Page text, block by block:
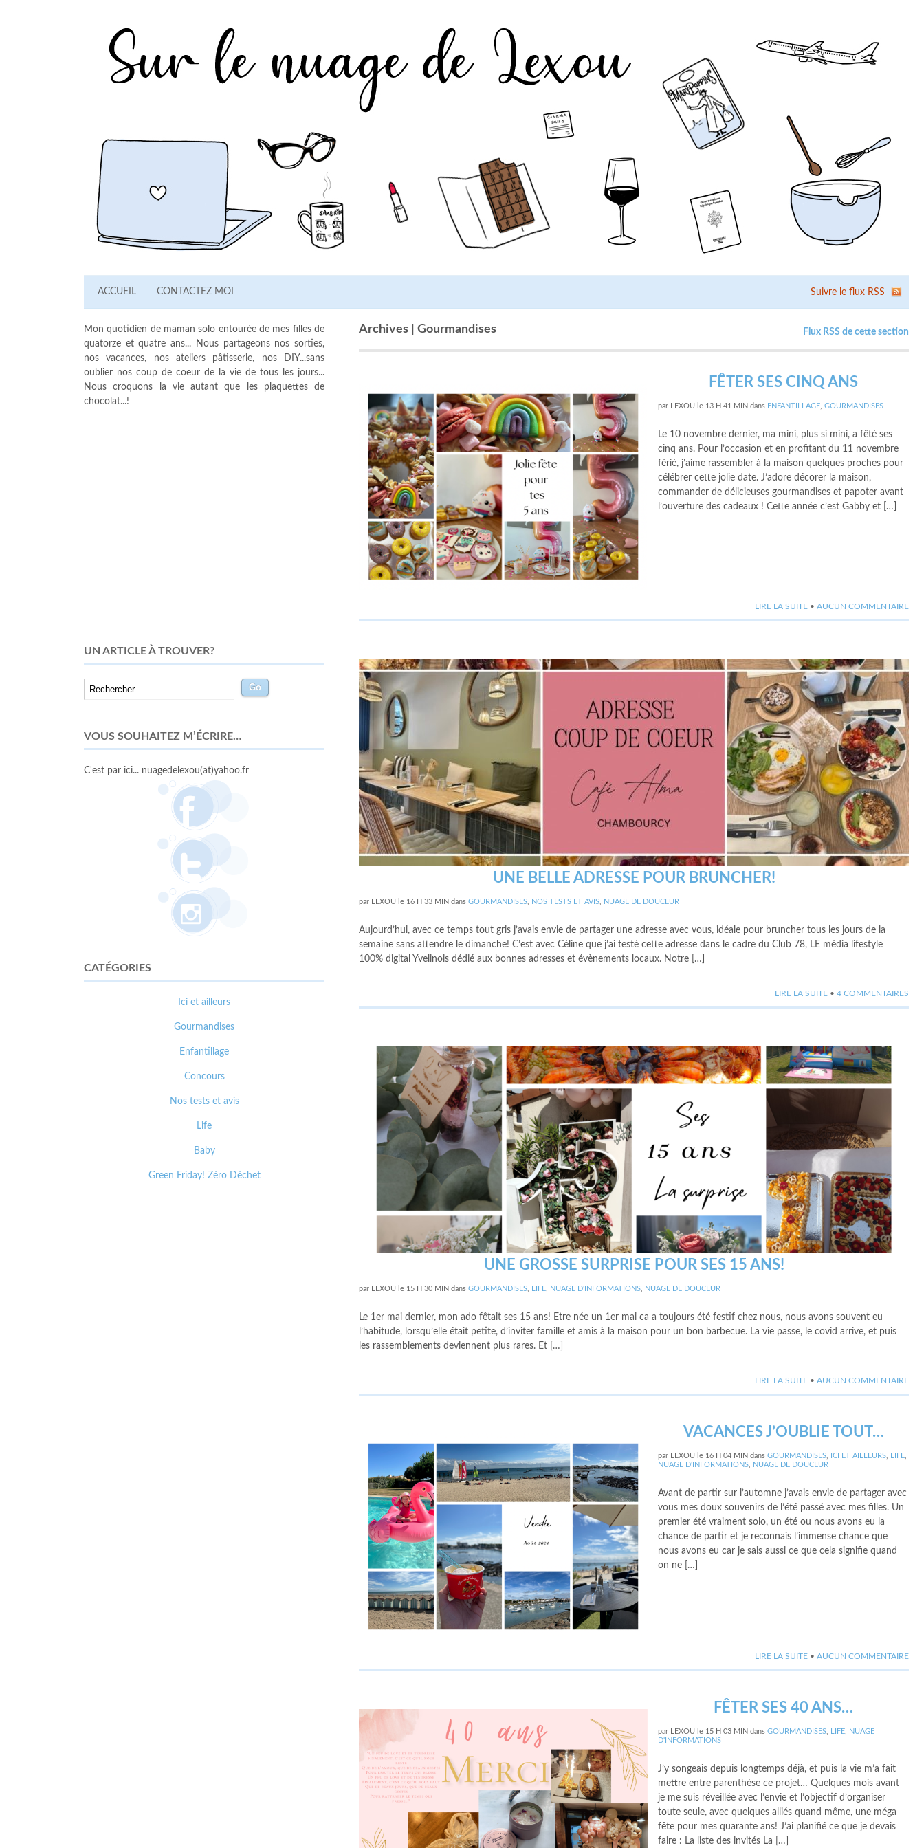
ACCUEIL CONTACTEZ MOI Suivre le flux RSS
Archives | Gourmandises Flux RSS de cette section
FÊTER SES CINQ ANS
par LEXOU le 13 H 41 MIN dans ENFANTILLAGE ,GOURMANDISES
Le 10 novembre dernier, ma mini, plus si mini, a fêté ses
cinq ans. Pour l’occasion et en profitant du 11 novembre
férié, j’aime rassembler à la maison quelques proches pour
célébrer cette jolie date. J’adore décorer la maison,
commander de délicieuses gourmandises et papoter avant
l’ouverture des cadeaux ! Cette année c’est Gabby et […]
LIRE LA SUITE • AUCUN COMMENTAIRE
UNE BELLE ADRESSE POUR BRUNCHER!
par LEXOU le 16 H 33 MIN dans GOURMANDISES NOS TESTS ET AVIS NUAGE DE DOUCEUR
Aujourd’hui, avec ce temps tout gris j’avais envie de partager une adresse avec vous, idéale pour bruncher tous les jours de la
semaine sans attendre le dimanche! C’est avec Céline que j’ai testé cette adresse dans le cadre du Club 78, LE média lifestyle
100% digital Yvelinois dédié aux bonnes adresses et évènements locaux. Notre […]
LIRE LA SUITE • 4 COMMENTAIRES
UNE GROSSE SURPRISE POUR SES 15 ANS!
par LEXOU le 15 H 30 MIN dans GOURMANDISES LIFE NUAGE D'INFORMATIONS NUAGE DE DOUCEUR
Le 1er mai dernier, mon ado fêtait ses 15 ans! Etre née un 1er mai ca a toujours été festif chez nous, nous avons souvent eu
l’habitude, lorsqu’elle était petite, d’inviter famille et amis à la maison pour un bon barbecue. La vie passe, le covid arrive, et puis
les rassemblements deviennent plus rares. Et […]
LIRE LA SUITE • AUCUN COMMENTAIRE
VACANCES J’OUBLIE TOUT…
par LEXOU le 16 H 04 MIN dans GOURMANDISES ICI ET AILLEURS LIFE
NUAGE D'INFORMATIONS
NUAGE DE DOUCEUR
Avant de partir sur l’automne j’avais envie de partager avec
vous mes doux souvenirs de l’été passé avec mes filles. Un
premier été vraiment solo, un été ou nous avons eu la
chance de partir et je reconnais l’immense chance que
nous avons eu car je sais aussi ce que cela signifie quand
on ne […]
LIRE LA SUITE • AUCUN COMMENTAIRE
FÊTER SES 40 ANS…
par LEXOU le 15 H 03 MIN dans GOURMANDISES LIFE
NUAGE
D'INFORMATIONS
J’y songeais depuis longtemps déjà, et puis la vie m’a fait
mettre entre parenthèse ce projet… Quelques mois avant
je me suis réveillée avec l’envie et l’objectif d’organiser
toute seule, avec quelques alliés quand même, une méga
fête pour mes quarante ans! J’ai planifié ce que je devais
faire : La liste des invités La […]
Mon quotidien de maman solo entourée de mes filles de
quatorze et quatre ans... Nous partageons nos sorties,
nos vacances, nos ateliers pâtisserie, nos DIY...sans
oublier nos coup de coeur de la vie de tous les jours...
Nous croquons la vie autant que les plaquettes de
chocolat...!
UN ARTICLE À TROUVER?
VOUS SOUHAITEZ M’ÉCRIRE…
C'est par ici... nuagedelexou(at)yahoo.fr
CATÉGORIES
Ici et ailleurs
Gourmandises
Enfantillage
Concours
Nos tests et avis
Life
Baby
Green Friday! Zéro Déchet